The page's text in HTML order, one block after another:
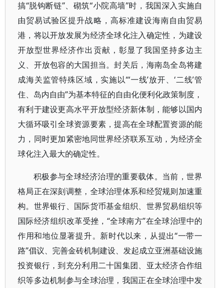
搞“脱钩断链”、砌筑“小院高墙”时，我国深入实施自
由贸易试验区提升战略，高标准建设海南自由贸易
港，将以开放发展为经济全球化注入确定性，为建设
开放型世界经济作出贡献，彰显了我国坚持多边主
义、开放包容的大国担当。封关后，海南岛全岛将建
成海关监管特殊区域，实施以“‘一线’放开、‘二线’管
住、岛内自由”为基本特征的自由化便利化政策制度，
有利于建设更高水平开放型经济新体制，能够以国内
大循环吸引全球资源要素，提高在全球配置资源的能
力，同时更加紧密地同世界经济联系互动，为经济全
球化注入最大的确定性。
积极参与全球经济治理的重要载体。当前，世界
格局正在深刻调整，全球治理体系和经贸规则加速重
构。世界银行、国际货币基金组织、世界贸易组织等
国际经济组织改革受挫，“全球南方”在全球治理中的
作用和地位显著提升。新时代以来，从提出“一带一
路”倡议、完善金砖机制建设、发起成立亚洲基础设施
投资银行，到充分利用二十国集团、亚太经济合作组
织等多边机制参与全球治理，我国正在全球治理中发